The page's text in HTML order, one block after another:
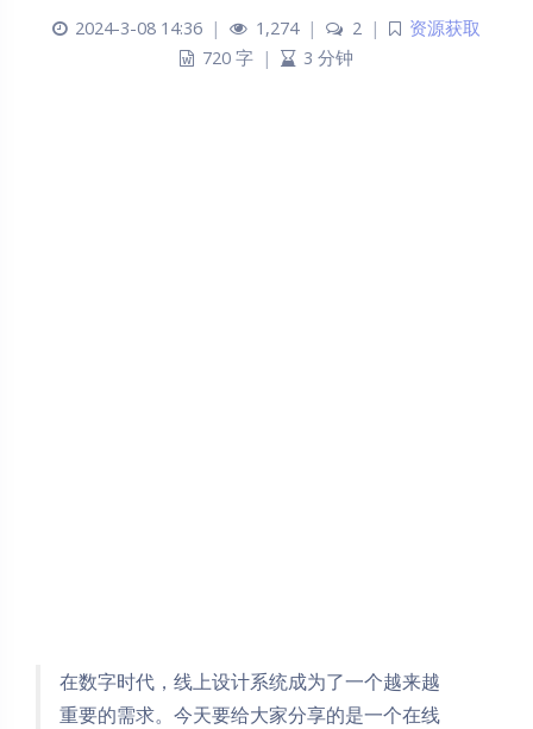
2024-3-08 14:36 | 1,274 | 2 |
资源获取
720 字 | 3 分钟
在数字时代，线上设计系统成为了一个越来越
重要的需求。今天要给大家分享的是一个在线